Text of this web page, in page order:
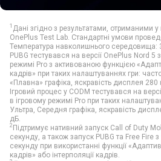
1 Дані згідно з результатами, отриманими у
OnePlus Test Lab. Стандартні умови
Температура навколишнього середовища:
PUBG тестувався на версії OnePlus Nord
режимі Pro з активованою функцією
кадрів» при таких налаштуваннях гри:
«Плавна» графіка, яскравість дисплея 280
Ігровий процес у CODM тестувався на
в ігровому режимі Pro при таких
Ультра, Середня графіка, яскравість
дБ.
2 Підтримує нативний запуск Call of Duty
секунду, а також запуск PUBG та Free Fire
секунду при використанні функції
кадрів» або інтерполяції кадрів.